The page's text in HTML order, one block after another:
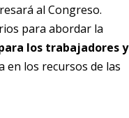
al Congreso.
para abordar la
los trabajadores y
en los recursos de las